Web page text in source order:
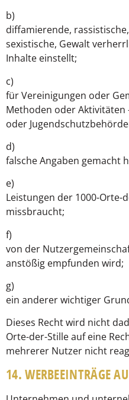
b)
diffamierende,
sexistische, Gewalt
Inhalte einstellt;
c)
für Vereinigungen oder
Methoden oder Aktivitäten
oder
d)
falsche Angaben gemacht
e)
Leistungen der 1000-Orte-
missbraucht;
f)
von der
anstößig empfunden wird;
g)
ein anderer wichtiger
Dieses Recht wird nicht
Orte-der-Stille auf eine
mehrerer Nutzer nicht
14. WERBEEINTRÄGE